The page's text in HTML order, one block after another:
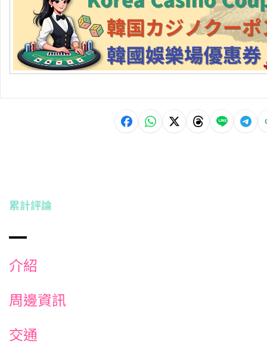
累計評論
介紹
周邊資訊
交通